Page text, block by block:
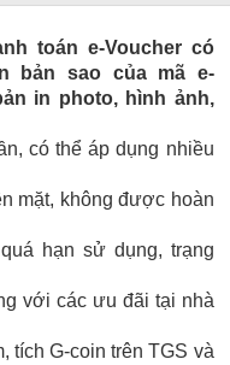
toán e-Voucher có
bản sao của mã e-
in photo, hình ảnh,
có thể áp dụng nhiều
mặt, không được hoàn
hạn sử dụng, trạng
với các ưu đãi tại nhà
tích G-coin trên TGS và